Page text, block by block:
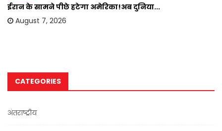
ईरान के सामने पीछे हटेगा अमेरिका!अब दुनिया...
August 7, 2026
CATEGORIES
अंतराष्ट्रीय